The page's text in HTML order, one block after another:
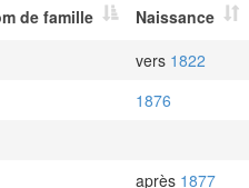
de famille Naissance
vers 1822
1876
après 1877